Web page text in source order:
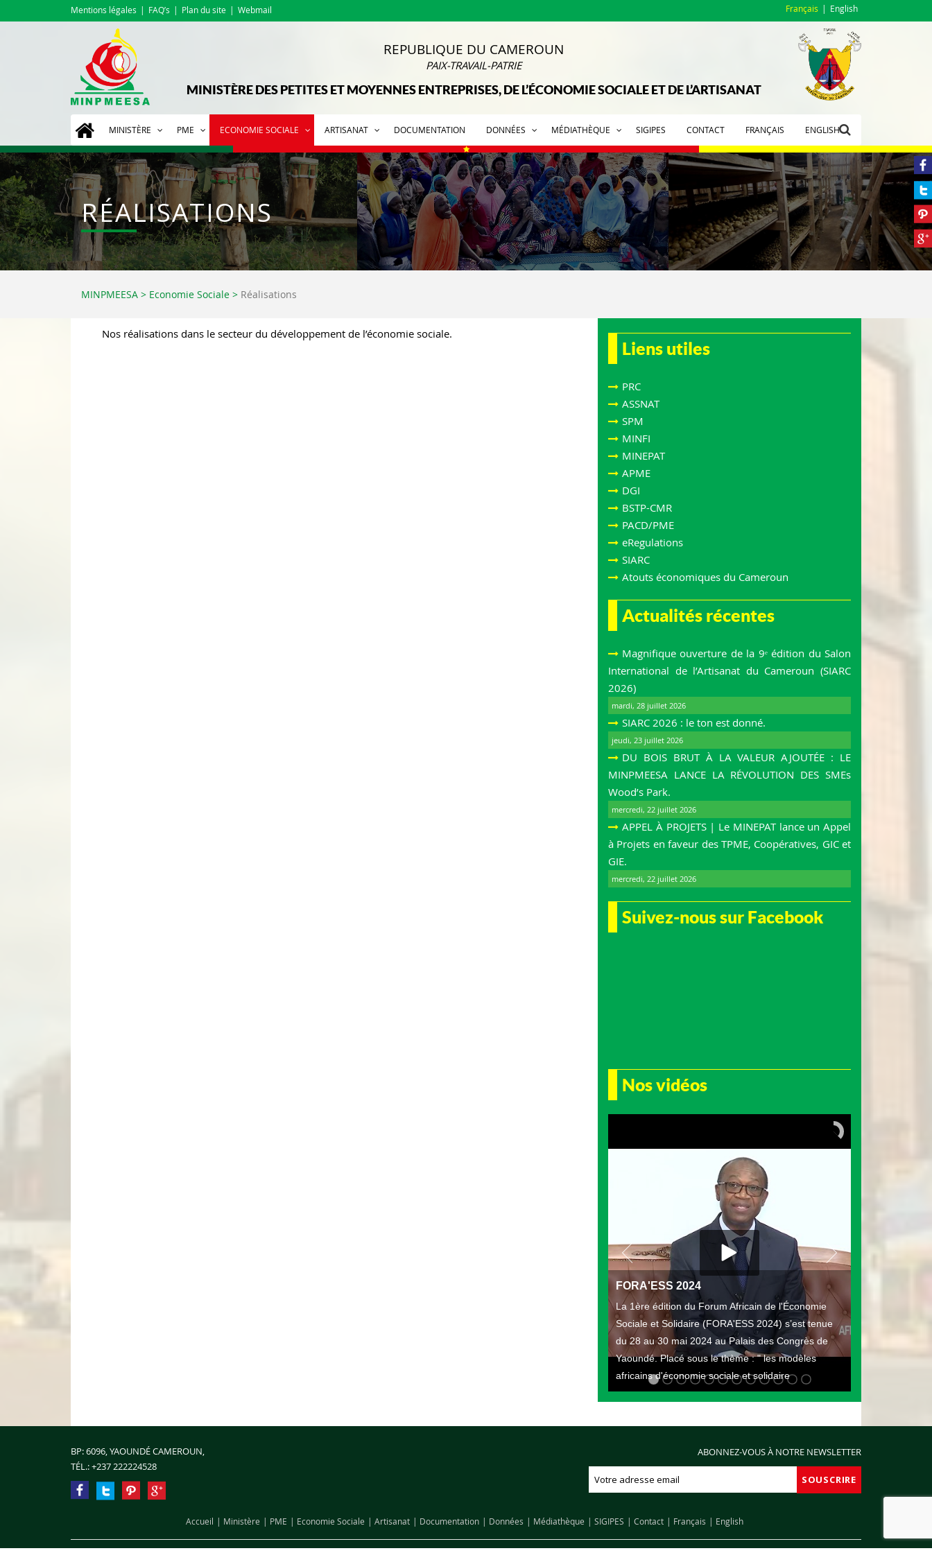
Mentions légales FAQ’s Plan du site Webmail Français English
REPUBLIQUE DU CAMEROUN
PAIX-TRAVAIL-PATRIE
MINISTÈRE DES PETITES ET MOYENNES ENTREPRISES, DE L’ÉCONOMIE SOCIALE ET DE L’ARTISANAT
MINISTÈRE PME ECONOMIE SOCIALE ARTISANAT DOCUMENTATION DONNÉES MÉDIATHÈQUE SIGIPES CONTACT FRANÇAIS ENGLISH
RÉALISATIONS
MINPMEESA > Economie Sociale > Réalisations
Nos réalisations dans le secteur du développement de l’économie sociale.
Liens utiles
PRC
ASSNAT
SPM
MINFI
MINEPAT
APME
DGI
BSTP-CMR
PACD/PME
eRegulations
SIARC
Atouts économiques du Cameroun
Actualités récentes
Magnifique ouverture de la 9ᵉ édition du Salon
International de l’Artisanat du Cameroun (SIARC
2026)
mardi, 28 juillet 2026
SIARC 2026 : le ton est donné.
jeudi, 23 juillet 2026
DU BOIS BRUT À LA VALEUR AJOUTÉE : LE
MINPMEESA LANCE LA RÉVOLUTION DES SMEs
Wood’s Park.
mercredi, 22 juillet 2026
APPEL À PROJETS | Le MINEPAT lance un Appel
à Projets en faveur des TPME, Coopératives, GIC et
GIE.
mercredi, 22 juillet 2026
Suivez-nous sur Facebook
Nos vidéos
FORA'ESS 2024
La 1ère édition du Forum Africain de l'Économie
Sociale et Solidaire (FORA'ESS 2024) s’est tenue
du 28 au 30 mai 2024 au Palais des Congrès de
Yaoundé. Placé sous le thème : " les modèles
africains d'économie sociale et solidaire
BP: 6096, YAOUNDÉ CAMEROUN,
TÉL.:+237 222224528
ABONNEZ-VOUS À NOTRE NEWSLETTER
Accueil Ministère PME Economie Sociale Artisanat Documentation Données Médiathèque SIGIPES Contact Français English